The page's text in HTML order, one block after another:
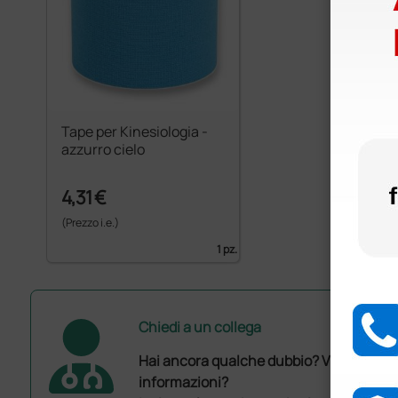
Tape per Kinesiologia -
azzurro cielo
4,31 €
(Prezzo i.e.)
1 pz.
Chiedi a un collega
Hai ancora qualche dubbio? Vuoi
informazioni?